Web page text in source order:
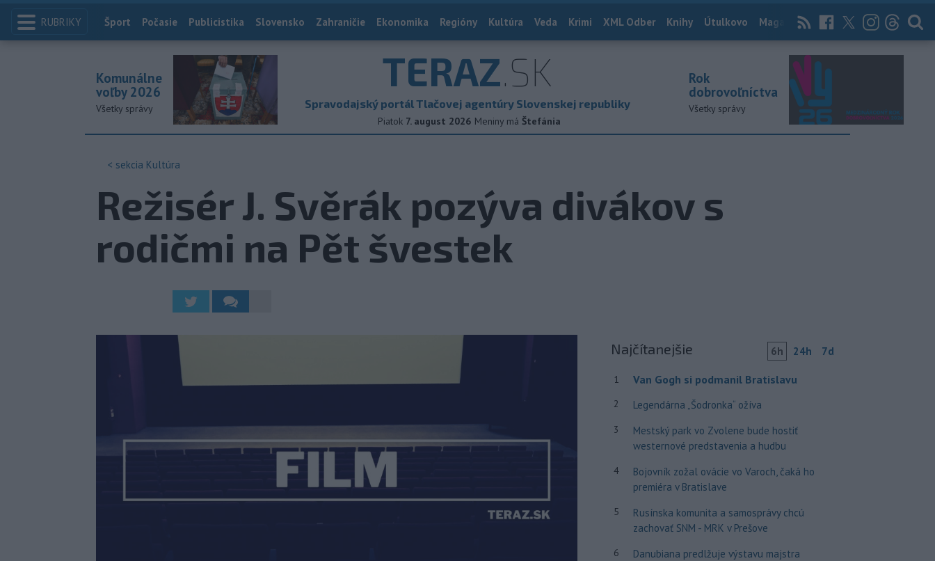
RUBRIKY Index
Šport Počasie Publicistika Slovensko Zahraničie Ekonomika Regióny Kultúra Veda Krimi XML Odber Knihy Útulkovo Magazín News Now Archív
TERAZ.SK
Spravodajský portál Tlačovej agentúry Slovenskej republiky
Piatok 7. august 2026 Meniny má Štefánia
Komunálne
voľby 2026
Všetky správy
Rok
dobrovoľníctva
Všetky správy
< sekcia Kultúra
Režisér J. Svěrák pozýva divákov s
rodičmi na Pět švestek
Najčítanejšie 6h 24h 7d
1 Van Gogh si podmanil Bratislavu
2 Legendárna „Šodronka“ ožíva
3
Mestský park vo Zvolene bude hostiť
westernové predstavenia a hudbu
4
Bojovník zožal ovácie vo Varoch, čaká ho
premiéra v Bratislave
5
Rusínska komunita a samosprávy chcú
zachovať SNM - MRK v Prešove
6
Danubiana predlžuje výstavu majstra